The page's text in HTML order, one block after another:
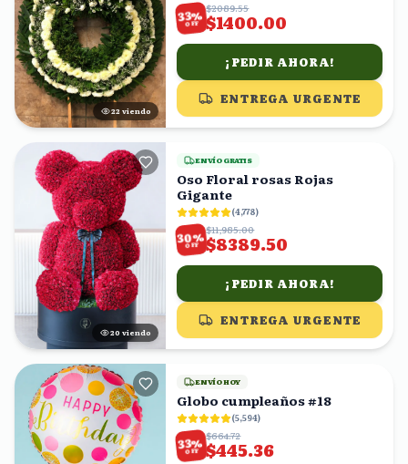
22 viendo
33%
OFF
$2089.55
$1400.00
¡PEDIR AHORA!
ENTREGA URGENTE
20 viendo
ENVÍO GRATIS
Oso Floral rosas Rojas
Gigante
(4,778)
30%
OFF
$11,985.00
$8389.50
¡PEDIR AHORA!
ENTREGA URGENTE
ENVÍO HOY
Globo cumpleaños #18
(5,594)
33%
OFF
$664.72
$445.36